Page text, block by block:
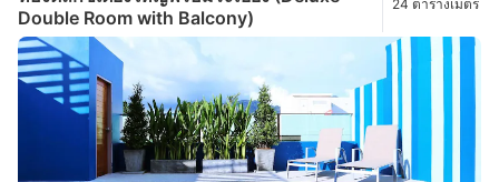
Double Room with Balcony)
24 ตารางเมตร